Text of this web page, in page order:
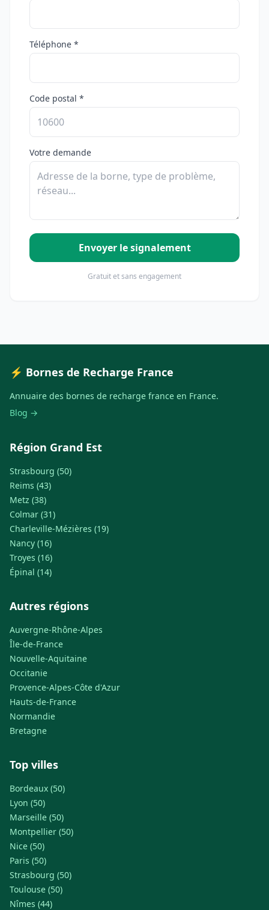
Téléphone *
Code postal *
Votre demande
Envoyer le signalement
Gratuit et sans engagement
⚡ Bornes de Recharge France
Annuaire des bornes de recharge france en France.
Blog →
Région Grand Est
Strasbourg (50)
Reims (43)
Metz (38)
Colmar (31)
Charleville-Mézières (19)
Nancy (16)
Troyes (16)
Épinal (14)
Autres régions
Auvergne-Rhône-Alpes
Île-de-France
Nouvelle-Aquitaine
Occitanie
Provence-Alpes-Côte d'Azur
Hauts-de-France
Normandie
Bretagne
Top villes
Bordeaux (50)
Lyon (50)
Marseille (50)
Montpellier (50)
Nice (50)
Paris (50)
Strasbourg (50)
Toulouse (50)
Nîmes (44)